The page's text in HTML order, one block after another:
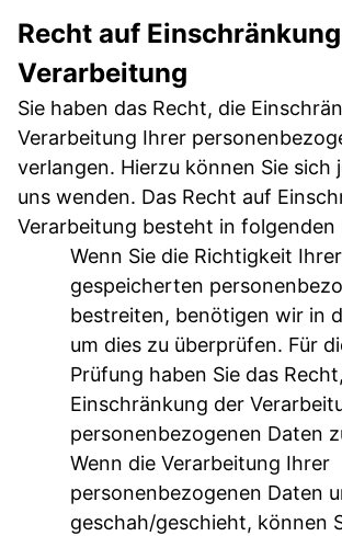
Recht auf
Verarbeitung
Sie haben das Recht, die
Verarbeitung Ihrer
verlangen. Hierzu können Sie sich
uns wenden. Das Recht auf
Verarbeitung besteht in folgenden
Wenn Sie die Richtigkeit
gespeicherten
bestreiten, benötigen wir in
um dies zu überprüfen. Für
Prüfung haben Sie das
Einschränkung der
personenbezogenen Daten
Wenn die Verarbeitung Ihrer
personenbezogenen Daten
geschah/geschieht, können